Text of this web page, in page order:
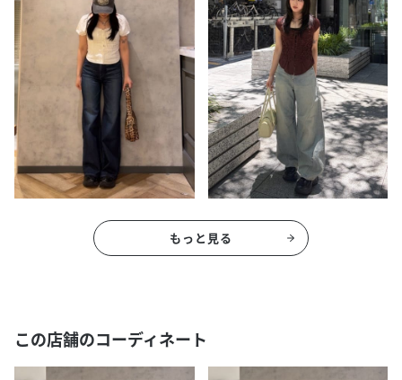
もっと見る
この店舗のコーディネート